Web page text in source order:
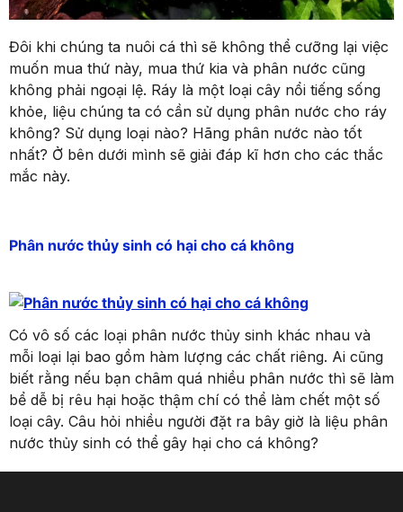
Đôi khi chúng ta nuôi cá thì sẽ không thể cưỡng lại việc
muốn mua thứ này, mua thứ kia và phân nước cũng
không phải ngoại lệ. Ráy là một loại cây nổi tiếng sống
khỏe, liệu chúng ta có cần sử dụng phân nước cho ráy
không? Sử dụng loại nào? Hãng phân nước nào tốt
nhất? Ở bên dưới mình sẽ giải đáp kĩ hơn cho các thắc
mắc này.
Phân nước thủy sinh có hại cho cá không
Có vô số các loại phân nước thủy sinh khác nhau và
mỗi loại lại bao gồm hàm lượng các chất riêng. Ai cũng
biết rằng nếu bạn châm quá nhiều phân nước thì sẽ làm
bể dễ bị rêu hại hoặc thậm chí có thể làm chết một số
loại cây. Câu hỏi nhiều người đặt ra bây giờ là liệu phân
nước thủy sinh có thể gây hại cho cá không?